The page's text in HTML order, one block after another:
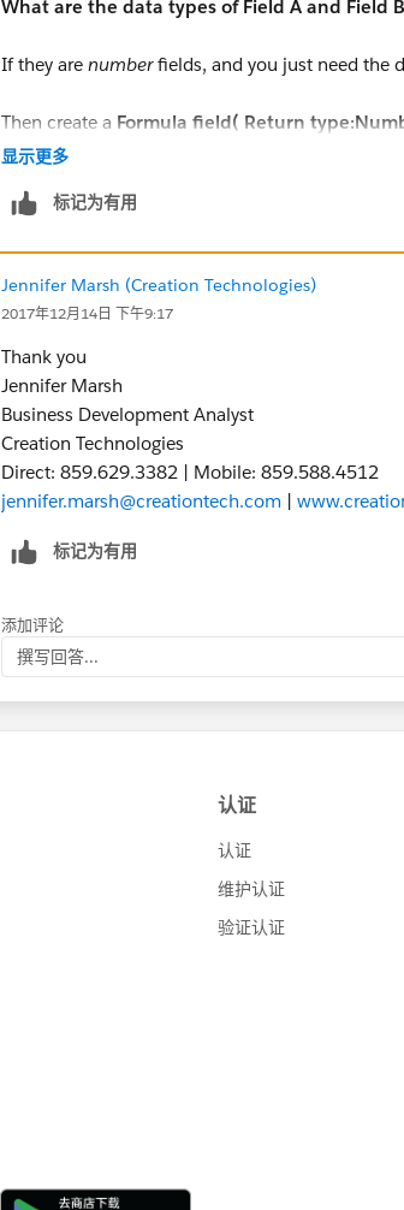
What are the data types of Field A and Field
If they are numberfields, and you just need the
Then create a Formula field( Return
with this formula:
Field_A__c - Field_B__c
Use the "Insert Field" button on the formula
underscores.. ) of the fields A,B.
显示更多
标记为有用
Jennifer Marsh (Creation Technologies)
2017年12月14日 下午9:17
Thank you
Jennifer Marsh
Business Development Analyst
Creation Technologies
Direct: 859.629.3382 | Mobile: 859.588.4512
jennifer.marsh@creationtech.com |
标记为有用
添加评论
撰写回答...